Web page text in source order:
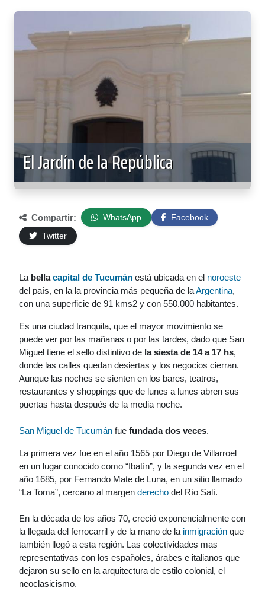
El Jardín de la República
Compartir: WhatsApp
Facebook
Twitter
La bellacapital de Tucumán está ubicada en el noroeste
del país, en la la provincia más pequeña de laArgentina,
con una superficie de 91 kms2 y con 550.000 habitantes.
Es una ciudad tranquila, que el mayor movimiento se
puede ver por las mañanas o por las tardes, dado que San
Miguel tiene el sello distintivo de la siesta de 14 a 17 hs,
donde las calles quedan desiertas y los negocios cierran.
Aunque las noches se sienten en los bares, teatros,
restaurantes y shoppings que de lunes a lunes abren sus
puertas hasta después de la media noche.
San Miguel de Tucumán fue fundada dos veces.
La primera vez fue en el año 1565 por Diego de Villarroel
en un lugar conocido como “Ibatín”, y la segunda vez en el
año 1685, por Fernando Mate de Luna, en un sitio llamado
“La Toma”, cercano al margen derecho del Río Salí.
En la década de los años 70, creció exponencialmente con
la llegada del ferrocarril y de la mano de la inmigración que
también llegó a esta región. Las colectividades mas
representativas con los españoles, árabes e italianos que
dejaron su sello en la arquitectura de estilo colonial, el
neoclasicismo.